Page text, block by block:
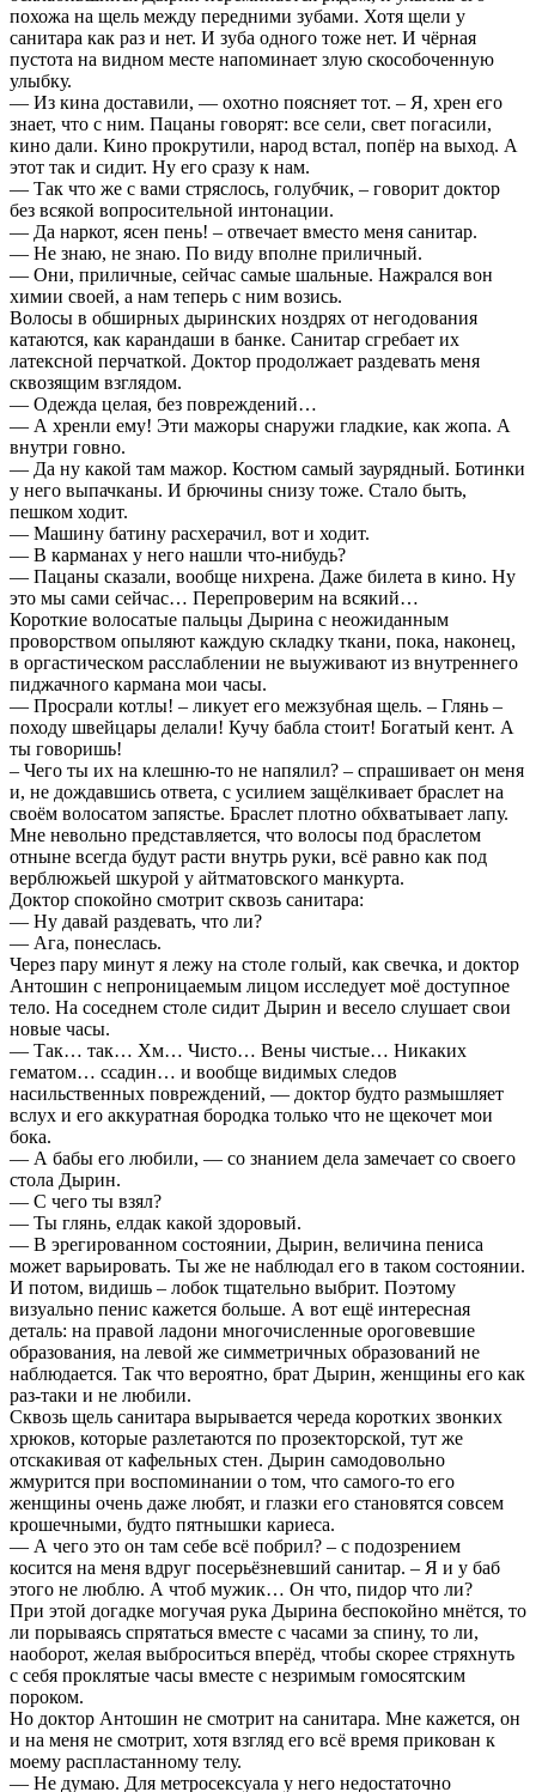
похожа на щель между передними зубами. Хотя щели у
санитара как раз и нет. И зуба одного тоже нет. И чёрная
пустота на видном месте напоминает злую скособоченную
улыбку.
— Из кина доставили, — охотно поясняет тот. – Я, хрен его
знает, что с ним. Пацаны говорят: все сели, свет погасили,
кино дали. Кино прокрутили, народ встал, попёр на выход. А
этот так и сидит. Ну его сразу к нам.
— Так что же с вами стряслось, голубчик, – говорит доктор
без всякой вопросительной интонации.
— Да наркот, ясен пень! – отвечает вместо меня санитар.
— Не знаю, не знаю. По виду вполне приличный.
— Они, приличные, сейчас самые шальные. Нажрался вон
химии своей, а нам теперь с ним возись.
Волосы в обширных дыринских ноздрях от негодования
катаются, как карандаши в банке. Санитар сгребает их
латексной перчаткой. Доктор продолжает раздевать меня
сквозящим взглядом.
— Одежда целая, без повреждений…
— А хренли ему! Эти мажоры снаружи гладкие, как жопа. А
внутри говно.
— Да ну какой там мажор. Костюм самый заурядный. Ботинки
у него выпачканы. И брючины снизу тоже. Стало быть,
пешком ходит.
— Машину батину расхерачил, вот и ходит.
— В карманах у него нашли что-нибудь?
— Пацаны сказали, вообще нихрена. Даже билета в кино. Ну
это мы сами сейчас… Перепроверим на всякий…
Короткие волосатые пальцы Дырина с неожиданным
проворством опыляют каждую складку ткани, пока, наконец,
в оргастическом расслаблении не выуживают из внутреннего
пиджачного кармана мои часы.
— Просрали котлы! – ликует его межзубная щель. – Глянь –
походу швейцары делали! Кучу бабла стоит! Богатый кент. А
ты говоришь!
– Чего ты их на клешню-то не напялил? – спрашивает он меня
и, не дождавшись ответа, с усилием защёлкивает браслет на
своём волосатом запястье. Браслет плотно обхватывает лапу.
Мне невольно представляется, что волосы под браслетом
отныне всегда будут расти внутрь руки, всё равно как под
верблюжьей шкурой у айтматовского манкурта.
Доктор спокойно смотрит сквозь санитара:
— Ну давай раздевать, что ли?
— Ага, понеслась.
Через пару минут я лежу на столе голый, как свечка, и доктор
Антошин с непроницаемым лицом исследует моё доступное
тело. На соседнем столе сидит Дырин и весело слушает свои
новые часы.
— Так… так… Хм… Чисто… Вены чистые… Никаких
гематом… ссадин… и вообще видимых следов
насильственных повреждений, — доктор будто размышляет
вслух и его аккуратная бородка только что не щекочет мои
бока.
— А бабы его любили, — со знанием дела замечает со своего
стола Дырин.
— С чего ты взял?
— Ты глянь, елдак какой здоровый.
— В эрегированном состоянии, Дырин, величина пениса
может варьировать. Ты же не наблюдал его в таком состоянии.
И потом, видишь – лобок тщательно выбрит. Поэтому
визуально пенис кажется больше. А вот ещё интересная
деталь: на правой ладони многочисленные ороговевшие
образования, на левой же симметричных образований не
наблюдается. Так что вероятно, брат Дырин, женщины его как
раз-таки и не любили.
Сквозь щель санитара вырывается череда коротких звонких
хрюков, которые разлетаются по прозекторской, тут же
отскакивая от кафельных стен. Дырин самодовольно
жмурится при воспоминании о том, что самого-то его
женщины очень даже любят, и глазки его становятся совсем
крошечными, будто пятнышки кариеса.
— А чего это он там себе всё побрил? – с подозрением
косится на меня вдруг посерьёзневший санитар. – Я и у баб
этого не люблю. А чтоб мужик… Он что, пидор что ли?
При этой догадке могучая рука Дырина беспокойно мнётся, то
ли порываясь спрятаться вместе с часами за спину, то ли,
наоборот, желая выброситься вперёд, чтобы скорее стряхнуть
с себя проклятые часы вместе с незримым гомосятским
пороком.
Но доктор Антошин не смотрит на санитара. Мне кажется, он
и на меня не смотрит, хотя взгляд его всё время прикован к
моему распластанному телу.
— Не думаю. Для метросексуала у него недостаточно